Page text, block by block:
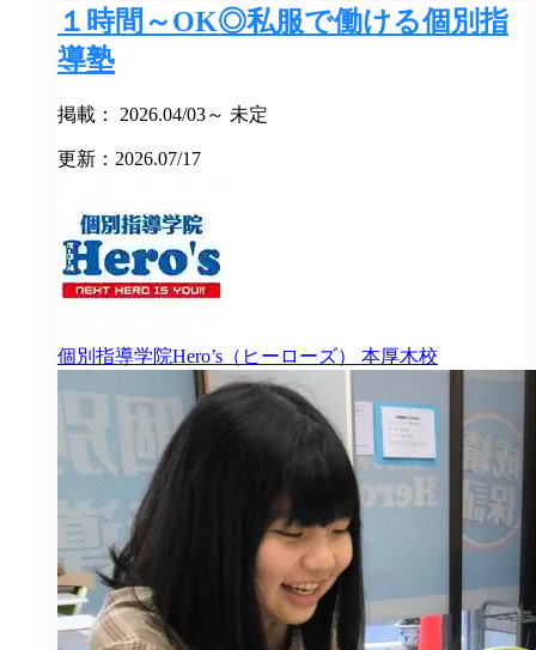
１時間～OK◎私服で働ける個別指
導塾
掲載： 2026.04/03～ 未定
更新：2026.07/17
個別指導学院Hero’s（ヒーローズ） 本厚木校